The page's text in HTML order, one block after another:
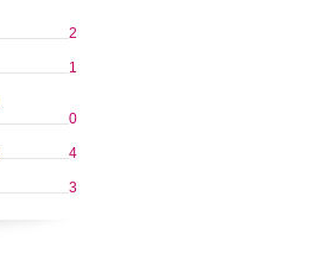
2
1
0
4
3